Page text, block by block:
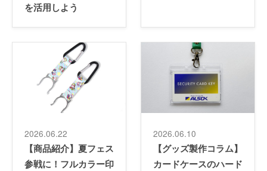
を活用しよう
2026.06.22
【商品紹介】夏フェス
参戦に！フルカラー印
2026.06.10
【グッズ製作コラム】
カードケースのハード